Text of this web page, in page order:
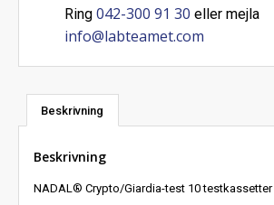
Ring 042-300 91 30 eller mejla
info@labteamet.com
Beskrivning
Beskrivning
NADAL® Crypto/Giardia-test 10 testkassetter